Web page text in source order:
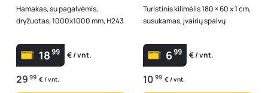
Hamakas, su pagalvėmis,
dryžuotas, 1000x1000 mm, H243
1899 € / vnt.
29 99 € / vnt.
Turistinis kilimėlis 180 × 60 x 1 cm,
susukamas, įvairių spalvų
699 € / vnt.
10 99 € / vnt.